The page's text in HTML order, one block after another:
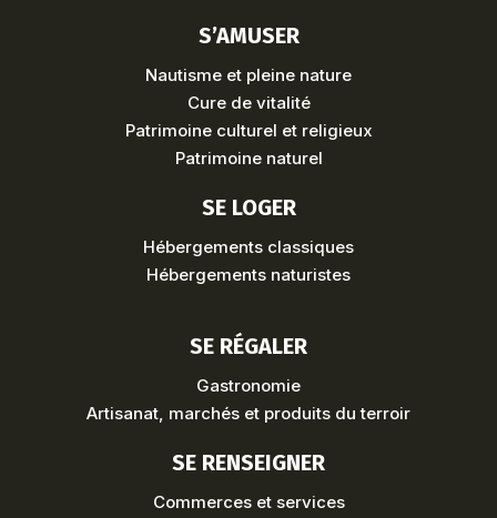
S’AMUSER
Nautisme et pleine nature
Cure de vitalité
Patrimoine culturel et religieux
Patrimoine naturel
SE LOGER
Hébergements classiques
Hébergements naturistes
SE RÉGALER
Gastronomie
Artisanat, marchés et produits du terroir
SE RENSEIGNER
Commerces et services